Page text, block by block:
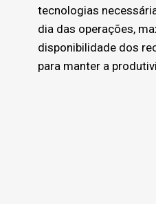
tecnologias
dia das operações,
disponibilidade dos
para manter a